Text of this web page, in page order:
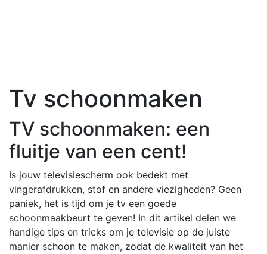
Tv schoonmaken
TV schoonmaken: een
fluitje van een cent!
Is jouw televisiescherm ook bedekt met
vingerafdrukken, stof en andere viezigheden? Geen
paniek, het is tijd om je tv een goede
schoonmaakbeurt te geven! In dit artikel delen we
handige tips en tricks om je televisie op de juiste
manier schoon te maken, zodat de kwaliteit van het